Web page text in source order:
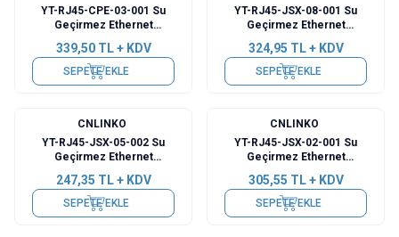
YT-RJ45-CPE-03-001 Su
Geçirmez Ethernet
339,50TL + KDV
SEPETE EKLE
YT-RJ45-JSX-08-001 Su
Geçirmez Ethernet
324,95 TL + KDV
SEPETE EKLE
CNLINKO
YT-RJ45-JSX-05-002 Su
Geçirmez Ethernet
247,35 TL + KDV
SEPETE EKLE
CNLINKO
YT-RJ45-JSX-02-001 Su
Geçirmez Ethernet
305,55 TL + KDV
SEPETE EKLE